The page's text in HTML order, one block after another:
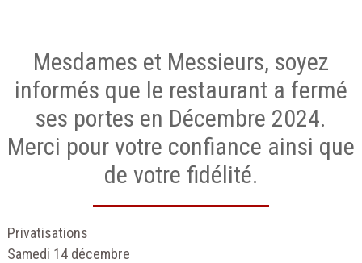
Mesdames et Messieurs, soyez
informés que le restaurant a fermé
ses portes en Décembre 2024.
Merci pour votre confiance ainsi que
de votre fidélité.
Privatisations
Samedi 14 décembre